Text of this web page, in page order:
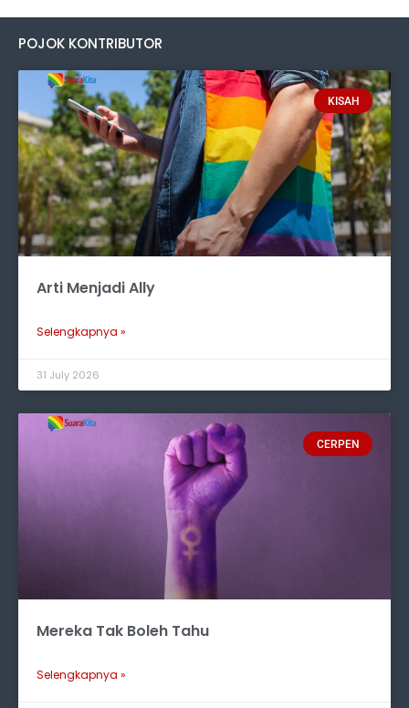
POJOK KONTRIBUTOR
KISAH
Arti Menjadi Ally
Selengkapnya »
31 July 2026
CERPEN
Mereka Tak Boleh Tahu
Selengkapnya »